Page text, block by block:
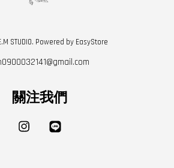
STUDIO. Powered by EasyStore
關注我們
Instagram